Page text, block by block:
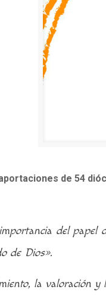
de 54
del
de Dios».
la valoración